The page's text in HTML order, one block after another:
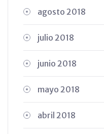
agosto 2018
julio 2018
junio 2018
mayo 2018
abril 2018